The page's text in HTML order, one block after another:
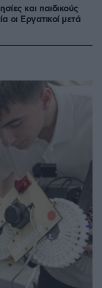
και παιδικούς
οι Εργατικοί μετά